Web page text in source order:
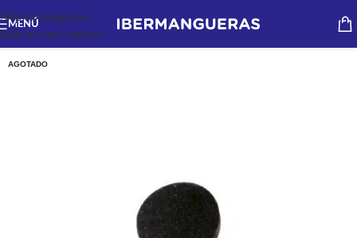
Skip to navigation
Skip to main content
MENÚ
AGOTADO